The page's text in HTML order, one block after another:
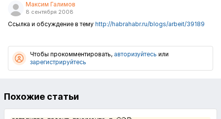
Максим Галимов
8 сентября 2008
Ссылка и обсуждение в тему http://habrahabr.ru/blogs/arbeit/39189
Чтобы прокомментировать, авторизуйтесь или
зарегистрируйтесь
Похожие статьи